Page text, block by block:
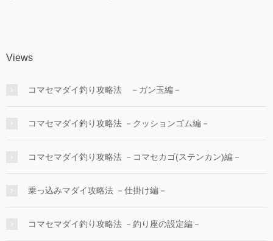
Views
コマセマダイ釣り攻略法 －ガン玉編－
コマセマダイ釣り攻略法 －クッションゴム編－
コマセマダイ釣り攻略法 －コマセカゴ(ステンカン)編－
乗っ込みマダイ攻略法 －仕掛け編－
コマセマダイ釣り攻略法 －釣り座の設定編－